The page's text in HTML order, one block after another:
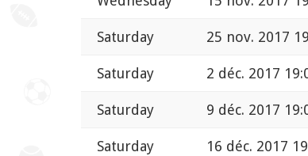
Saturday 25 nov. 2017
Saturday 2 déc. 2017
Saturday 9 déc. 2017
Saturday 16 déc. 2017